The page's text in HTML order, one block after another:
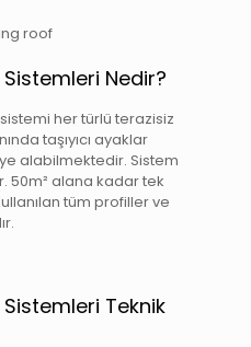
Nedir?
sistemi her türlü terazisiz
taşıyıcı ayaklar
alabilmektedir. Sistem
50m² alana kadar tek
tüm profiller ve
Teknik